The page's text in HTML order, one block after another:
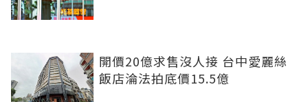
開價20億求售沒人接 台中愛麗絲
飯店淪法拍底價15.5億